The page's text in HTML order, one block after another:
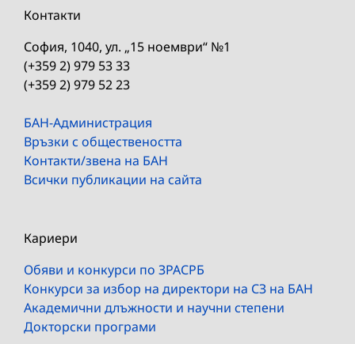
Контакти
София, 1040, ул. „15 ноември“ №1
(+359 2) 979 53 33
(+359 2) 979 52 23
БАН-Администрация
Връзки с обществеността
Контакти/звена на БАН
Всички публикации на сайта
Кариери
Обяви и конкурси по ЗРАСРБ
Конкурси за избор на директори на СЗ на БАН
Академични длъжности и научни степени
Докторски програми